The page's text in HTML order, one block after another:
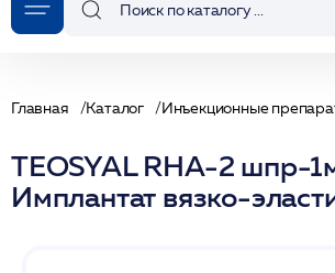
Главная Каталог Инъекционные
TEOSYAL RHA-2 шпр-
Имплантат вязко-